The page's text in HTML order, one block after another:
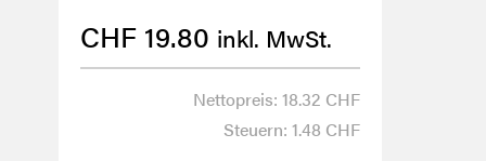
CHF 19.80 inkl. MwSt.
Nettopreis: 18.32 CHF
Steuern: 1.48 CHF